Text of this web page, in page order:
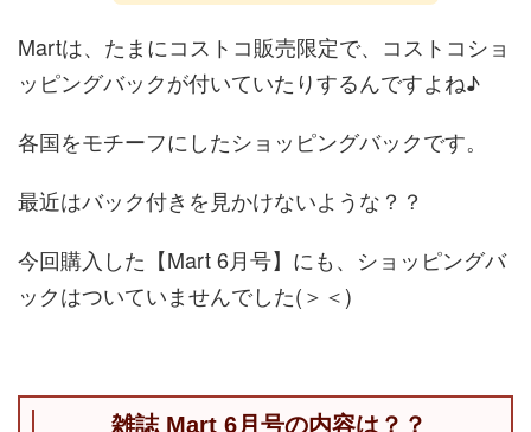
Martは、たまにコストコ販売限定で、コストコショ
ッピングバックが付いていたりするんですよね♪
各国をモチーフにしたショッピングバックです。
最近はバック付きを見かけないような？？
今回購入した【Mart 6月号】にも、ショッピングバ
ックはついていませんでした(＞＜)
雑誌 Mart 6月号の内容は？？